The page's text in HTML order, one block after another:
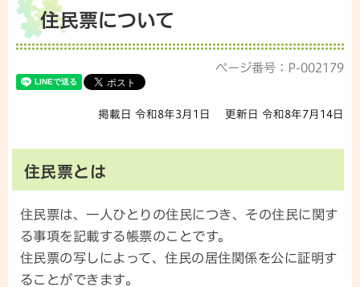
住民票について
ページ番号：P-002179
掲載日 令和8年3月1日 更新日 令和8年7月14日
住民票とは
住民票は、一人ひとりの住民につき、その住民に関す
る事項を記載する帳票のことです。
住民票の写しによって、住民の居住関係を公に証明す
ることができます。